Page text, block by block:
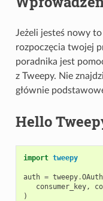
Jeżeli jesteś nowy
rozpoczęcia twojej
poradnika jest
z Tweepy. Nie
głównie
Hello
import tweepy
auth = tweepy.
consumer_key,
)